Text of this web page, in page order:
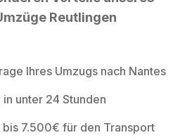
Reutlingen
Ihres Umzugs nach Nantes
unter 24 Stunden
7.500€ für den Transport